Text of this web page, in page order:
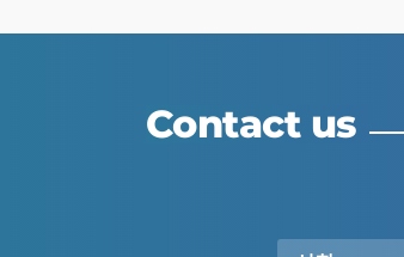
Contact us